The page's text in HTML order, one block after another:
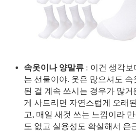
속옷이나 양말류 : 이건 생각보
는 선물이야. 옷은 많으셔도 속
된 걸 계속 쓰시는 경우가 많
게 사드리면 자연스럽게 오래
고, 매일 새것 쓰는 느낌이라
도 없고 실용성도 확실해서 은